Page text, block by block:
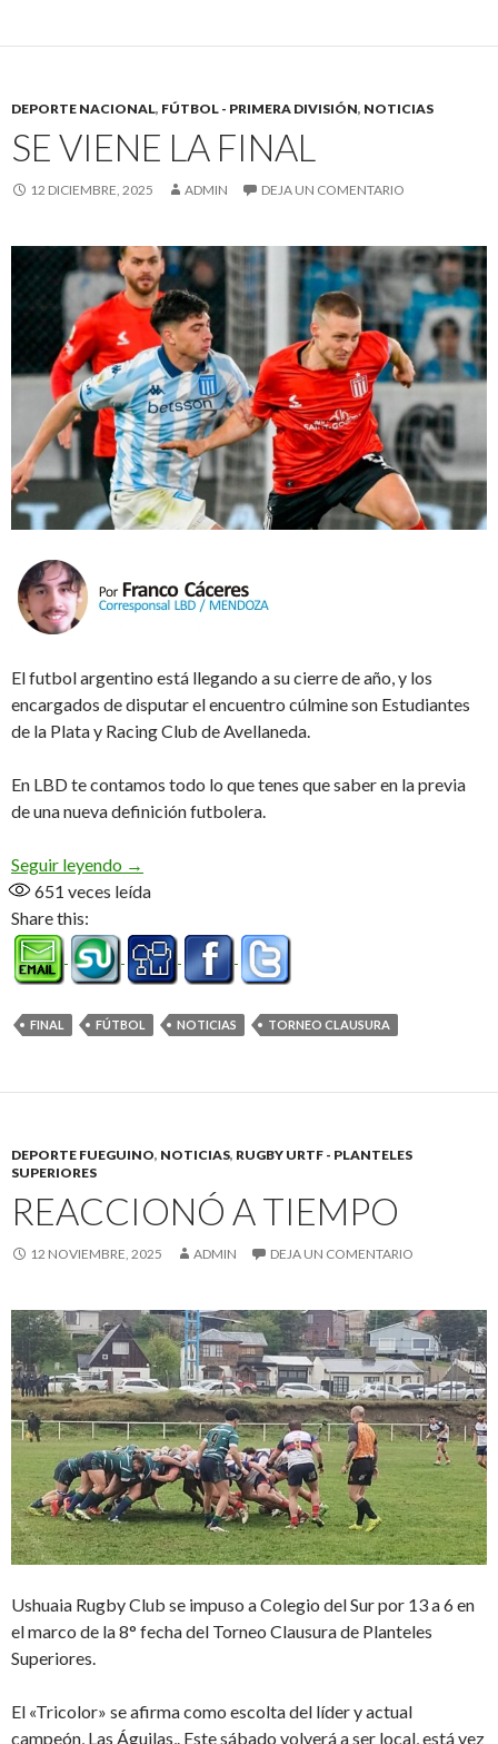
DEPORTE NACIONAL, FÚTBOL - PRIMERA DIVISIÓN, NOTICIAS
SE VIENE LA FINAL
12 DICIEMBRE, 2025 ADMIN DEJA UN COMENTARIO
El futbol argentino está llegando a su cierre de año, y los
encargados de disputar el encuentro cúlmine son Estudiantes
de la Plata y Racing Club de Avellaneda.
En LBD te contamos todo lo que tenes que saber en la previa
de una nueva definición futbolera.
Seguir leyendo Se viene la final
→
651 veces leída
Share this:
FINAL FÚTBOL NOTICIAS TORNEO CLAUSURA
DEPORTE FUEGUINO, NOTICIAS, RUGBY URTF - PLANTELES
SUPERIORES
REACCIONÓ A TIEMPO
12 NOVIEMBRE, 2025 ADMIN DEJA UN COMENTARIO
Ushuaia Rugby Club se impuso a Colegio del Sur por 13 a 6 en
el marco de la 8° fecha del Torneo Clausura de Planteles
Superiores.
El «Tricolor» se afirma como escolta del líder y actual
campeón, Las Águilas,. Este sábado volverá a ser local, está vez